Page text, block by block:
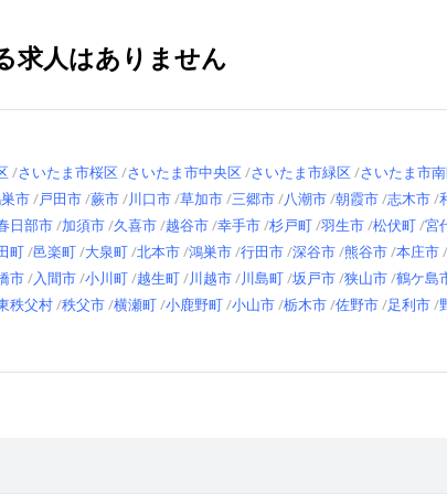
求人はありません
さいたま市桜区 さいたま市中央区 さいたま市緑区 さいたま市
市 戸田市 蕨市 川口市 草加市 三郷市 八潮市 朝霞市 志木市
日部市 加須市 久喜市 越谷市 幸手市 杉戸町 羽生市 松伏町 宮
町 邑楽町 大泉町 北本市 鴻巣市 行田市 深谷市 熊谷市 本庄市
市 入間市 小川町 越生町 川越市 川島町 坂戸市 狭山市 鶴ケ島
秩父村 秩父市 横瀬町 小鹿野町 小山市 栃木市 佐野市 足利市